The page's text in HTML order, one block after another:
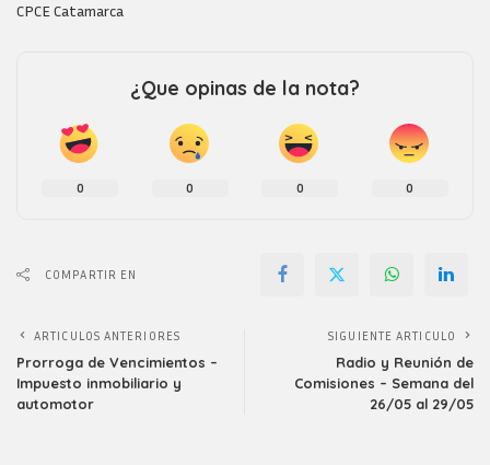
CPCE Catamarca
¿Que opinas de la nota?
0 0 0 0
COMPARTIR EN
ARTICULOS ANTERIORES
Prorroga de Vencimientos –
Impuesto inmobiliario y
automotor
SIGUIENTE ARTICULO
Radio y Reunión de
Comisiones – Semana del
26/05 al 29/05